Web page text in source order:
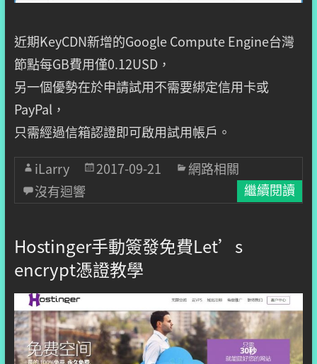
近期KeyCDN新增的Google Compute Engine台灣
節點每GB費用僅0.12USD，
另一個優勢在於申請試用不需要綁定信用卡或
PayPal，
只需經過信箱認證即可啟用試用帳戶。
iLarry
2017-09-21
網路相關
沒有迴響
繼續閱讀
Hostinger手動簽發免費Let’s
encrypt憑證教學